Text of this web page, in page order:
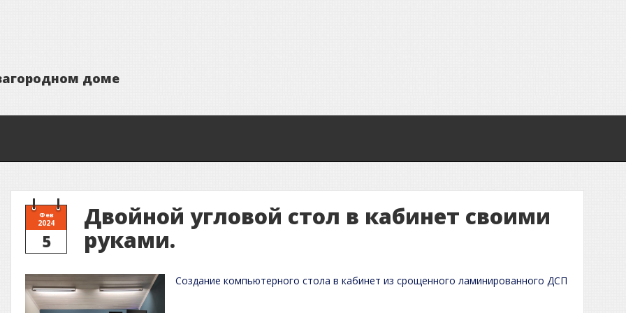
агородном доме
Фев
2024
5
Двойной угловой стол в кабинет своими
руками.
Создание компьютерного стола в кабинет из срощенного ламинированного ДСП